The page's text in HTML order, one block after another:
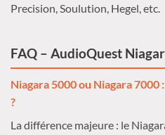
Precision, Soulution, Hegel, etc.
FAQ – AudioQuest
Niagara 5000 ou Niagara
?
La différence majeure : le